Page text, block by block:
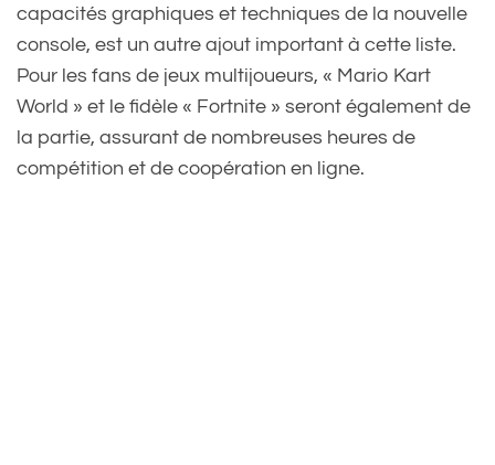
capacités graphiques et techniques de la nouvelle
console, est un autre ajout important à cette liste.
Pour les fans de jeux multijoueurs, « Mario Kart
World » et le fidèle « Fortnite » seront également de
la partie, assurant de nombreuses heures de
compétition et de coopération en ligne.